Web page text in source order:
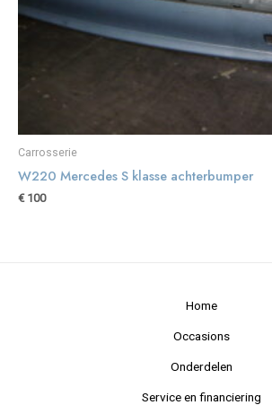
Carrosserie
W220 Mercedes S klasse achterbumper
€100
Home
Occasions
Onderdelen
Service en financiering